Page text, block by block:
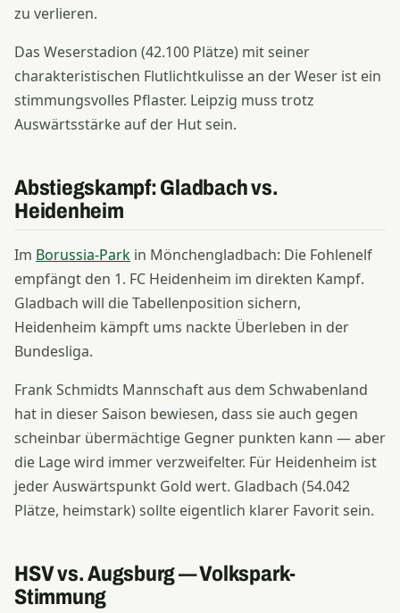
zu verlieren.
Das Weserstadion (42.100 Plätze) mit seiner
charakteristischen Flutlichtkulisse an der Weser ist ein
stimmungsvolles Pflaster. Leipzig muss trotz
Auswärtsstärke auf der Hut sein.
Abstiegskampf: Gladbach vs.
Heidenheim
Im Borussia-Park in Mönchengladbach: Die Fohlenelf
empfängt den 1. FC Heidenheim im direkten Kampf.
Gladbach will die Tabellenposition sichern,
Heidenheim kämpft ums nackte Überleben in der
Bundesliga.
Frank Schmidts Mannschaft aus dem Schwabenland
hat in dieser Saison bewiesen, dass sie auch gegen
scheinbar übermächtige Gegner punkten kann — aber
die Lage wird immer verzweifelter. Für Heidenheim ist
jeder Auswärtspunkt Gold wert. Gladbach (54.042
Plätze, heimstark) sollte eigentlich klarer Favorit sein.
HSV vs. Augsburg — Volkspark-
Stimmung